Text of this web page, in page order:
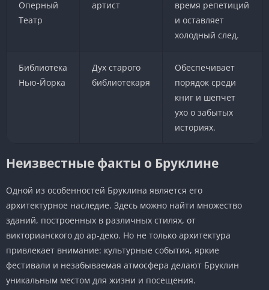
Оперный
Театр
артист
время репетиций
и оставляет
холодный след.
Библиотека
Нью-Йорка
Дух старого
библиотекаря
Обеспечивает
порядок среди
книг и шепчет
ухо о забытых
историях.
Неизвестные факты о Бруклине
Одной из особенностей Бруклина является его
архитектурное наследие. Здесь можно найти множество
зданий, построенных в различных стилях, от
викторианского до ар-деко. Но не только архитектура
привлекает внимание: культурные события, яркие
фестивали и незабываемая атмосфера делают Бруклин
уникальным местом для жизни и посещения.